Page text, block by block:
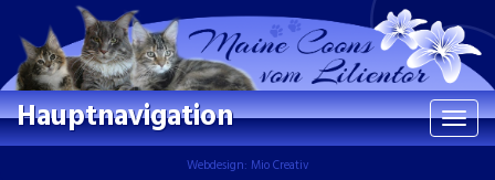
ein/
Hauptnavigation
Webdesign: Mio Creativ